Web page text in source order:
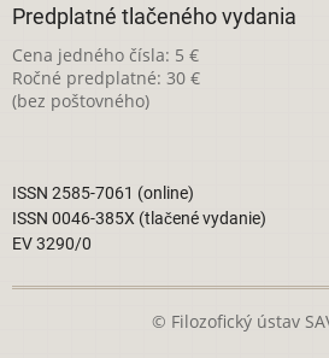
Predplatné tlačeného vydania
Cena jedného čísla: 5 €
Ročné predplatné: 30 €
(bez poštovného)
ISSN 2585-7061 (online)
ISSN 0046-385X (tlačené vydanie)
EV 3290/0
© Filozofický ústav